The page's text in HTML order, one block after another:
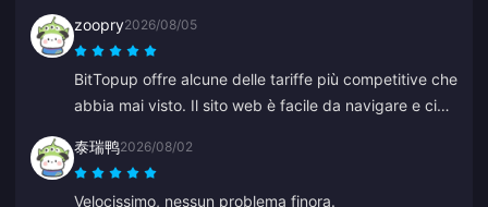
zoopry2026/08/05
BitTopup offre alcune delle tariffe più competitive che
abbia mai visto. Il sito web è facile da navigare e ci
liscio. Tornerò sicuramente!
泰瑞鸭2026/08/02
Velocissimo, nessun problema finora.